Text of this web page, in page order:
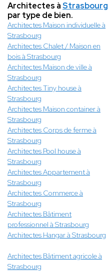
Architectes àStrasbourg
par type de bien.
Architectes Maison individuelle à
Strasbourg
Architectes Chalet / Maison en
bois à Strasbourg
Architectes Maison de ville à
Strasbourg
Architectes Tiny house à
Strasbourg
Architectes Maison container à
Strasbourg
Architectes Corps de ferme à
Strasbourg
Architectes Pool house à
Strasbourg
Architectes Appartement à
Strasbourg
Architectes Commerce à
Strasbourg
Architectes Bâtiment
professionnel à Strasbourg
Architectes Hangar à Strasbourg
Architectes Bâtiment agricole à
Strasbourg